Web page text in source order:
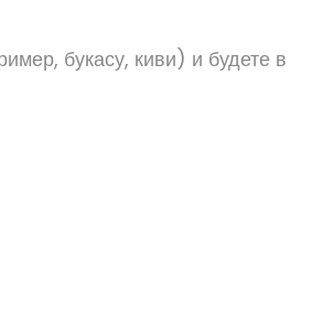
букасу, киви) и будете в